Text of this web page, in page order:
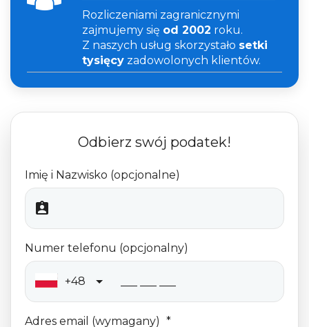
Rozliczeniami zagranicznymi
zajmujemy się od 2002 roku.
Z naszych usług skorzystało setki
tysięcy zadowolonych klientów.
Odbierz swój podatek!
Imię i Nazwisko (opcjonalne)
Numer telefonu (opcjonalny)
+48
Adres email (wymagany) *